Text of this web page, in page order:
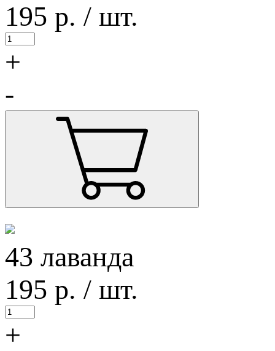
195 р. / шт.
+
-
43 лаванда
195 р. / шт.
+